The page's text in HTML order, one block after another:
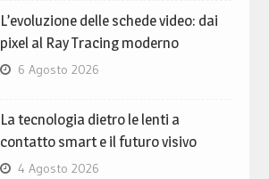
L’evoluzione delle schede video: dai
pixel al Ray Tracing moderno
6 Agosto 2026
La tecnologia dietro le lenti a
contatto smart e il futuro visivo
4 Agosto 2026